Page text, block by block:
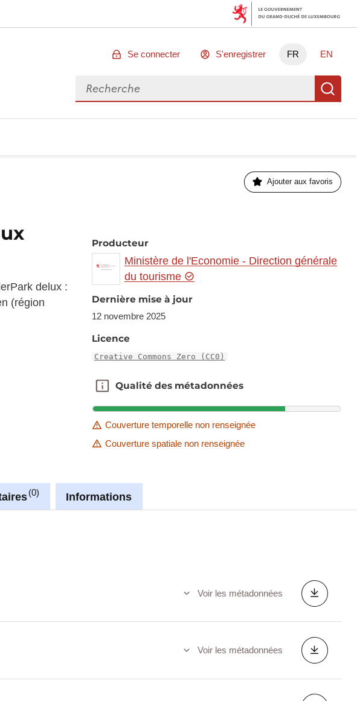
Se connecter S'enregistrer FR EN
Rechercher des données
Ajouter aux favoris
delux :
(région
Producteur
Ministère de l'Economie - Direction générale
du tourisme
Dernière mise à jour
12 novembre 2025
Licence
Creative Commons Zero (CC0)
Qualité des métadonnées
Qualité des métadonnées
Couverture temporelle non renseignée
Couverture spatiale non renseignée
0 Informations
Voir les métadonnées
Voir les métadonnées